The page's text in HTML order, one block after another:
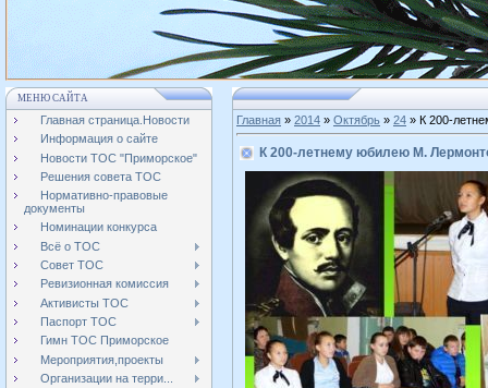
МЕНЮ САЙТА
Главная страница.Новости
Информация о сайте
Новости ТОС "Приморское"
Решения совета ТОС
Нормативно-правовые
документы
Номинации конкурса
Всё о ТОС
Совет ТОС
Ревизионная комиссия
Активисты ТОС
Паспорт ТОС
Гимн ТОС Приморское
Мероприятия,проекты
Организации на терри...
Главная » 2014 » Октябрь » 24 » К 200-
К 200-летнему юбилею М.